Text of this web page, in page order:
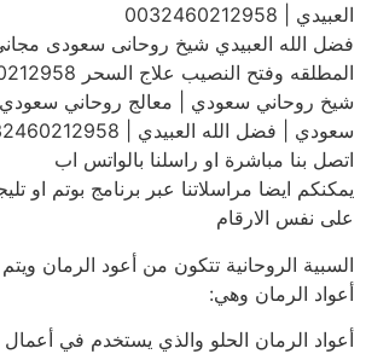
العبيدي | 0032460212958
فضل الله العبيدي شيخ روحانى سعودى
المطلقه وفتح النصيب علاج السحر 0032460212958
شيخ روحاني سعودي | معالج روحاني
سعودي | فضل الله العبيدي | 0032460212958
اتصل بنا مباشرة او راسلنا بالواتس اب
يمكنكم ايضا مراسلاتنا عبر برنامج بوتم او
على نفس الارقام
السبية الروحانية تتكون من أعود الرمان
أعواد الرمان وهي:
أعواد الرمان الحلو والذي يستخدم في أعمال